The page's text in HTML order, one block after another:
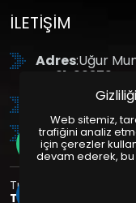
İLETIŞIM
Adres:Uğur
No:61, 06370
: +90 (312)
GSM: +90
Tüm Hakları Saklıdır. |
Tasarım
Web sitemiz,
trafiğini analiz
için çerezler
devam ederek, bu